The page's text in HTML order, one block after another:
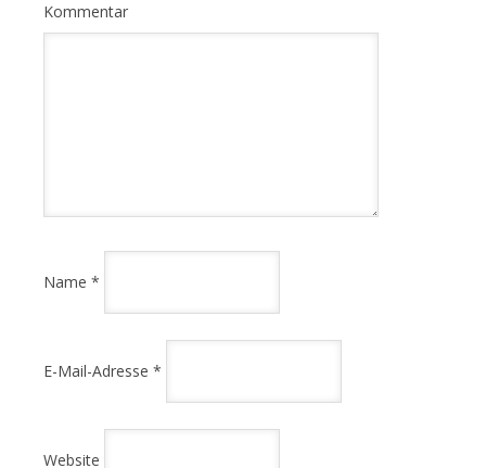
Kommentar
Name *
E-Mail-Adresse *
Website